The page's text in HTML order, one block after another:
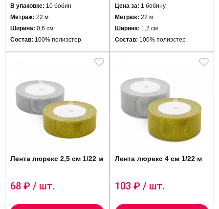
В упаковке: 10 бобин
Метраж: 22 м
Ширина: 0,6 см
Состав: 100% полиэстер
Цена за: 1 бобину
Метраж: 22 м
Ширина: 1,2 см
Состав: 100% полиэстер
Лента люрекс 2,5 см 1/22 м
68 ₽ / шт.
Лента люрекс 4 см 1/22 м
103 ₽ / шт.